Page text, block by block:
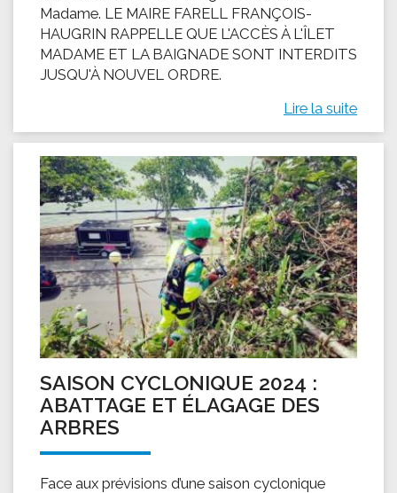
Madame. LE MAIRE FARELL FRANÇOIS-
HAUGRIN RAPPELLE QUE L'ACCÈS À L'ÎLET
MADAME ET LA BAIGNADE SONT INTERDITS
JUSQU'À NOUVEL ORDRE.
Lire la suite
SAISON CYCLONIQUE 2024 :
ABATTAGE ET ÉLAGAGE DES
ARBRES
Face aux prévisions d’une saison cyclonique